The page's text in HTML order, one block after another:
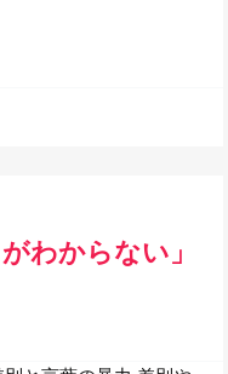
わからない」